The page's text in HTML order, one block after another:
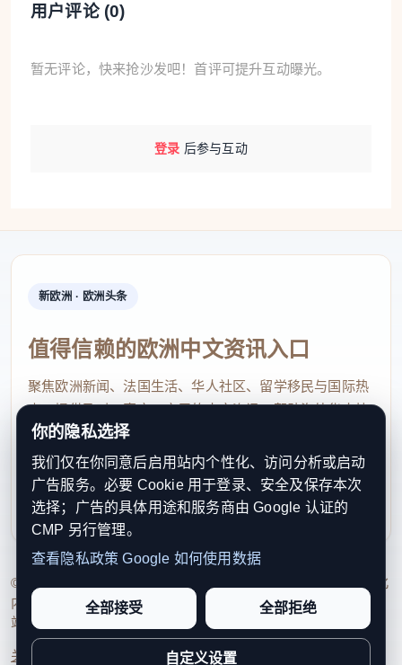
用户评论 (0)
暂无评论，快来抢沙发吧！首评可提升互动曝光。
登录 后参与互动
新欧洲 · 欧洲头条
值得信赖的欧洲中文资讯入口
聚焦欧洲新闻、法国生活、华人社区、留学移民与国际热
点，提供及时、真实、实用的中文资讯，帮助海外华人快
速了解欧洲动态。
contact@xinouzhou.com
服务支持、版权与合作：工作日优先处理站务、投稿与权
利通知
© 2026 新欧洲·欧洲头条. All Rights Reserved. 本网站持续优化
内容透明度、联系方式与用户权利说明，以提升品牌信任感和
站点完整度。
关于我们 编辑规范日期归档隐私政策
你的隐私选择
我们仅在你同意后启用站内个性化、访问分析或启动
广告服务。必要 Cookie 用于登录、安全及保存本次
选择；广告的具体用途和服务商由 Google 认证的
CMP 另行管理。
查看隐私政策 Google 如何使用数据
全部接受 全部拒绝
自定义设置